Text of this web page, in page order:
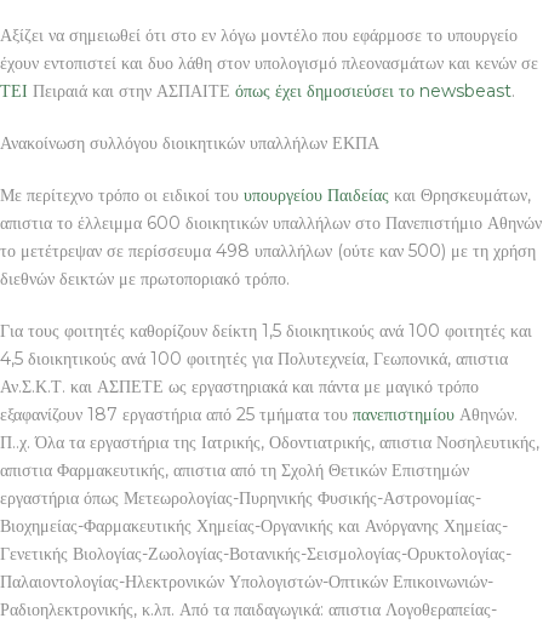
Αξίζει να σημειωθεί ότι στο εν λόγω μοντέλο που εφάρμοσε το υπουργείο
έχουν εντοπιστεί και δυο λάθη στον υπολογισμό πλεονασμάτων και κενών σε
ΤΕΙ Πειραιά και στην ΑΣΠΑΙΤΕ όπως έχει δημοσιεύσει το newsbeast.
Ανακοίνωση συλλόγου διοικητικών υπαλλήλων ΕΚΠΑ
Με περίτεχνο τρόπο οι ειδικοί του υπουργείου Παιδείας και Θρησκευμάτων,
απιστια το έλλειμμα 600 διοικητικών υπαλλήλων στο Πανεπιστήμιο Αθηνών
το μετέτρεψαν σε περίσσευμα 498 υπαλλήλων (ούτε καν 500) με τη χρήση
διεθνών δεικτών με πρωτοποριακό τρόπο.
Για τους φοιτητές καθορίζουν δείκτη 1,5 διοικητικούς ανά 100 φοιτητές και
4,5 διοικητικούς ανά 100 φοιτητές για Πολυτεχνεία, Γεωπονικά, απιστια
Αν.Σ.Κ.Τ. και ΑΣΠΕΤΕ ως εργαστηριακά και πάντα με μαγικό τρόπο
εξαφανίζουν 187 εργαστήρια από 25 τμήματα του πανεπιστημίου Αθηνών.
Π..χ. Όλα τα εργαστήρια της Ιατρικής, Οδοντιατρικής, απιστια Νοσηλευτικής,
απιστια Φαρμακευτικής, απιστια από τη Σχολή Θετικών Επιστημών
εργαστήρια όπως Μετεωρολογίας-Πυρηνικής Φυσικής-Αστρονομίας-
Βιοχημείας-Φαρμακευτικής Χημείας-Οργανικής και Ανόργανης Χημείας-
Γενετικής Βιολογίας-Ζωολογίας-Βοτανικής-Σεισμολογίας-Ορυκτολογίας-
Παλαιοντολογίας-Ηλεκτρονικών Υπολογιστών-Οπτικών Επικοινωνιών-
Ραδιοηλεκτρονικής, κ.λπ. Από τα παιδαγωγικά: απιστια Λογοθεραπείας-